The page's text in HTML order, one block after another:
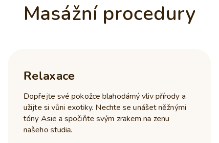
Masážní procedury
Relaxace
Dopřejte své pokožce blahodárný vliv přírody a
užijte si vůni exotiky. Nechte se unášet něžnými
tóny Asie a spočiňte svým zrakem na zenu
našeho studia.